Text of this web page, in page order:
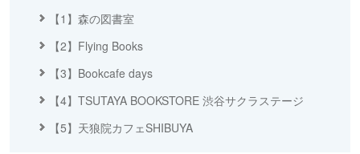
【1】森の図書室
【2】Flying Books
【3】Bookcafe days
【4】TSUTAYA BOOKSTORE 渋谷サクラステージ
【5】天狼院カフェSHIBUYA